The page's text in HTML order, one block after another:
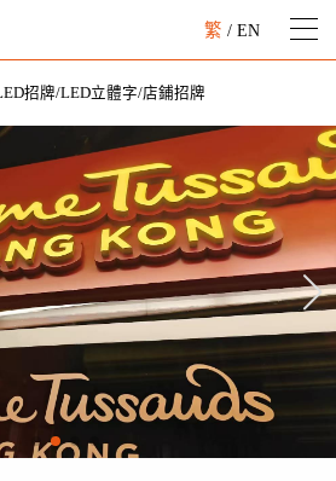
繁 / EN
招牌/LED立體字/店鋪招牌